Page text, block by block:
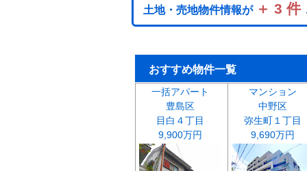
土地・売地物件情報が ＋ 3 件
おすすめ物件一覧
一括アパート
豊島区
目白４丁目
9,900万円
マンション
中野区
弥生町１丁目
9,690万円